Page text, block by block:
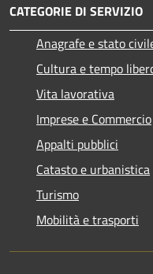
CATEGORIE DI SERVIZIO
Anagrafe e stato
Cultura e tempo
Vita lavorativa
Imprese e Commercio
Appalti pubblici
Catasto e urbanistica
Turismo
Mobilità e trasporti